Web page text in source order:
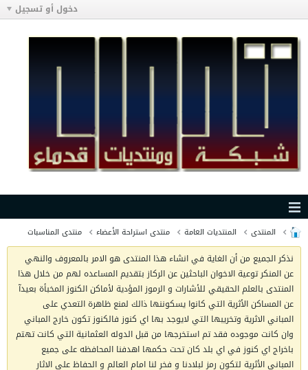
دخول أو تسجيل
المنتدى المنتديات العامة منتدى استراحة الأعضاء منتدى المناسبات
نذكر الجميع من أن الغاية في انشاء هذا المنتدى هو الامر بالمعروف والنهي
عن المنكر توعية الاخوان الباحثين عن الركاز بتقديم المساعده لهم من خلال هذا
المنتدى بالعلم الحقيقي للأشارات و الرموز المؤدية لأماكن الكنوز المخبأة بعيدآ
عن المساكن الأثرية التي كانوا يسكوننها ذالك لمنع ظاهرة التعدي على
المباني الاثرية وتخريبها التي لايوجد بها اي كنوز فالكنوز تكون خارج المباني
وان كانت موجوده فقد تم استخرجها من قبل الدوله العثمانية التي كانت تهتم
باخراج اي كنوز في اي بلد كان تحت حكمها اهدفنا المحافظه على جميع
المباني الأثرية لتكون رمز لبلادنا و فخر لنا امام العالم و الحفاظ على الاثار